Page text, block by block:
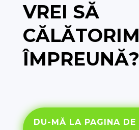
VREI SĂ
CĂLĂTORIM
ÎMPREUNĂ?
DU-MĂ LA PAGINA DE